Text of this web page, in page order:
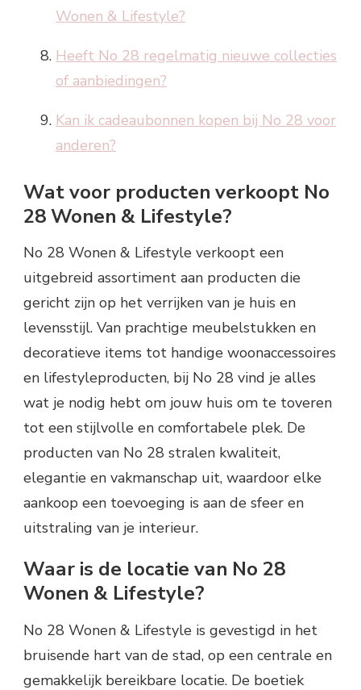
Wonen & Lifestyle?
Heeft No 28 regelmatig nieuwe collecties
of aanbiedingen?
Kan ik cadeaubonnen kopen bij No 28 voor
anderen?
Wat voor producten verkoopt No
28 Wonen & Lifestyle?
No 28 Wonen & Lifestyle verkoopt een
uitgebreid assortiment aan producten die
gericht zijn op het verrijken van je huis en
levensstijl. Van prachtige meubelstukken en
decoratieve items tot handige woonaccessoires
en lifestyleproducten, bij No 28 vind je alles
wat je nodig hebt om jouw huis om te toveren
tot een stijlvolle en comfortabele plek. De
producten van No 28 stralen kwaliteit,
elegantie en vakmanschap uit, waardoor elke
aankoop een toevoeging is aan de sfeer en
uitstraling van je interieur.
Waar is de locatie van No 28
Wonen & Lifestyle?
No 28 Wonen & Lifestyle is gevestigd in het
bruisende hart van de stad, op een centrale en
gemakkelijk bereikbare locatie. De boetiek